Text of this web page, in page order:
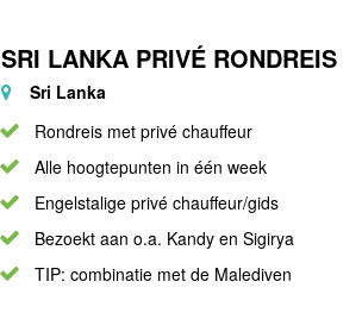
SRI LANKA PRIVÉ RONDREIS
Sri Lanka
Rondreis met privé chauffeur
Alle hoogtepunten in één week
Engelstalige privé chauffeur/gids
Bezoekt aan o.a. Kandy en Sigirya
TIP: combinatie met de Malediven